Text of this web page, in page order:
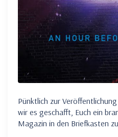
Pünktlich zur
wir es geschafft, Euch ein
Magazin in den Briefkasten